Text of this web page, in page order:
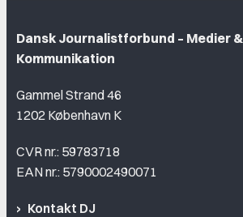
Dansk Journalistforbund – Medier &
Kommunikation
Gammel Strand 46
1202 København K
CVR nr.: 59783718
EAN nr.: 5790002490071
Kontakt DJ